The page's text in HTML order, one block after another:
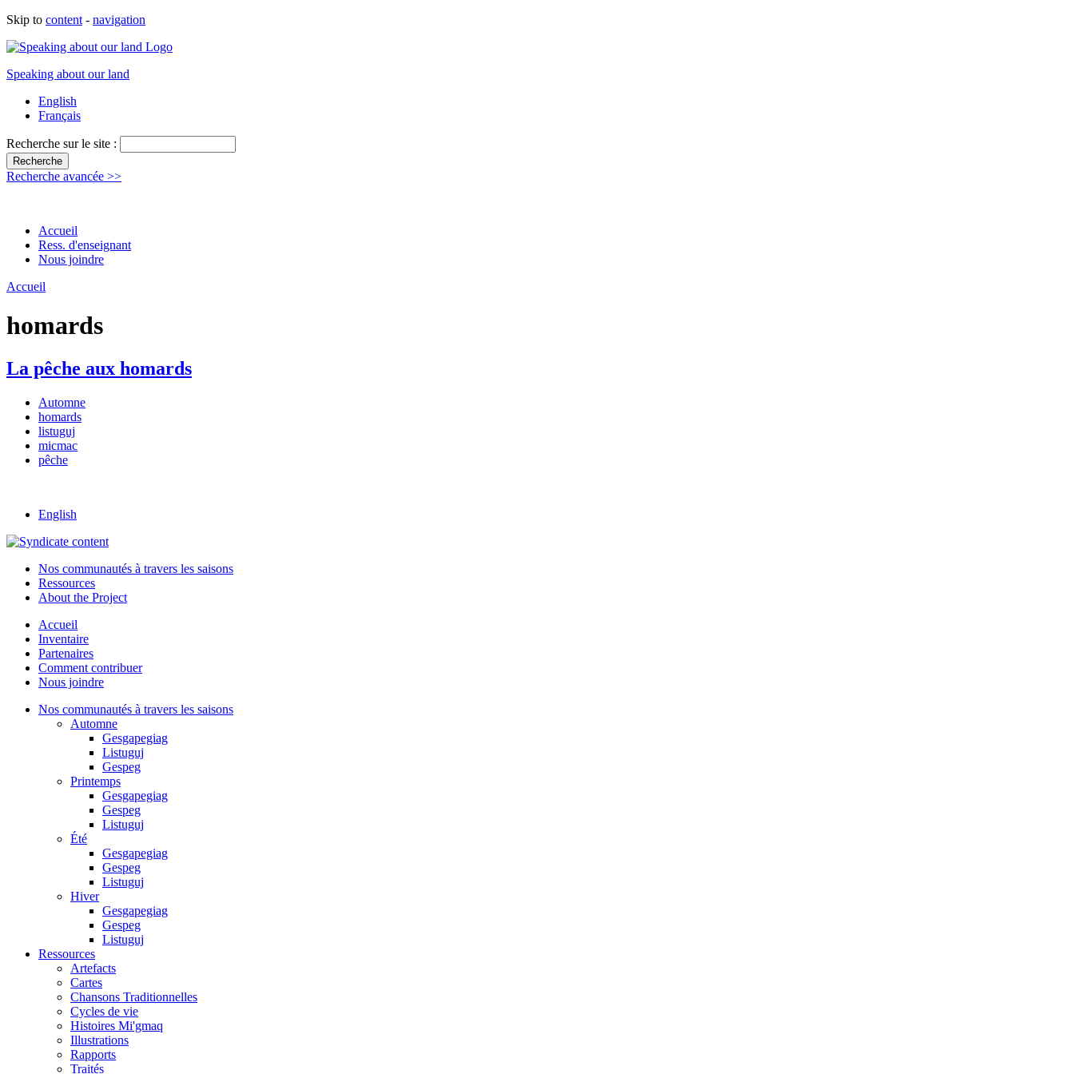
Skip to content - navigation
Speaking about our land
English
Français
Recherche sur le site :
Recherche avancée >>
Accueil
Ress. d'enseignant
Nous joindre
Accueil
homards
La pêche aux homards
Automne
homards
listuguj
micmac
pêche
English
Nos communautés à travers les saisons
Ressources
About the Project
Accueil
Inventaire
Partenaires
Comment contribuer
Nous joindre
Nos communautés à travers les saisons
Automne
Gesgapegiag
Listuguj
Gespeg
Printemps
Gesgapegiag
Gespeg
Listuguj
Été
Gesgapegiag
Gespeg
Listuguj
Hiver
Gesgapegiag
Gespeg
Listuguj
Ressources
Artefacts
Cartes
Chansons Traditionnelles
Cycles de vie
Histoires Mi'gmaq
Illustrations
Rapports
Traités